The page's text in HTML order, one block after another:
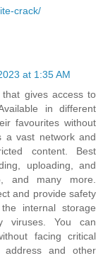
crack/
at 1:35 AM
that gives access to
in different
favourites without
a vast network and
content. Best
uploading, and
and many more.
and provide safety
internal storage
viruses. You can
facing critical
and other